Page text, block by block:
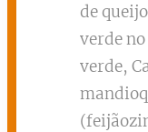
de
verde
verde,